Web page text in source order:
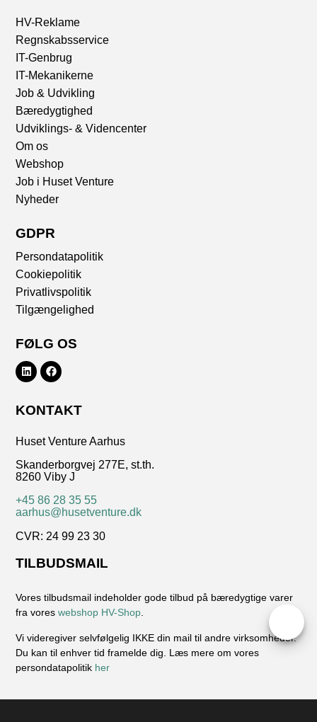
HV-Reklame
Regnskabsservice
IT-Genbrug
IT-Mekanikerne
Job & Udvikling
Bæredygtighed
Udviklings- & Videncenter
Om os
Webshop
Job i Huset Venture
Nyheder
GDPR
Persondatapolitik
Cookiepolitik
Privatlivspolitik
Tilgængelighed
FØLG OS
KONTAKT
Huset Venture Aarhus
Skanderborgvej 277E, st.th.
8260 Viby J
+45 86 28 35 55
aarhus@husetventure.dk
CVR: 24 99 23 30
TILBUDSMAIL
Vores tilbudsmail indeholder gode tilbud på bæredygtige varer
fra voreswebshop HV-Shop
Vi videregiver selvfølgelig IKKE din mail til andre virksomheder.
Du kan til enhver tid framelde dig. Læs mere om vores
persondatapolitik her